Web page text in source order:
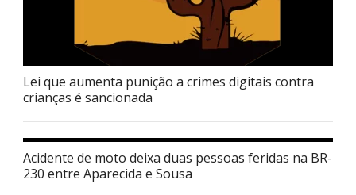
Lei que aumenta punição a crimes digitais contra
crianças é sancionada
Acidente de moto deixa duas pessoas feridas na BR-
230 entre Aparecida e Sousa